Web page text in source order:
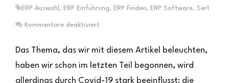
ERP Auswahl , ERP Einführung, ERP Finden, ERP Software, Ser1
Kommentare deaktiviert
Auswahl
wenn
es
Das Thema, das wir mit diesem Artikel beleuchten,
haben wir schon im letzten Teil begonnen, wird
allerdings durch Covid-19 stark beeinflusst: die